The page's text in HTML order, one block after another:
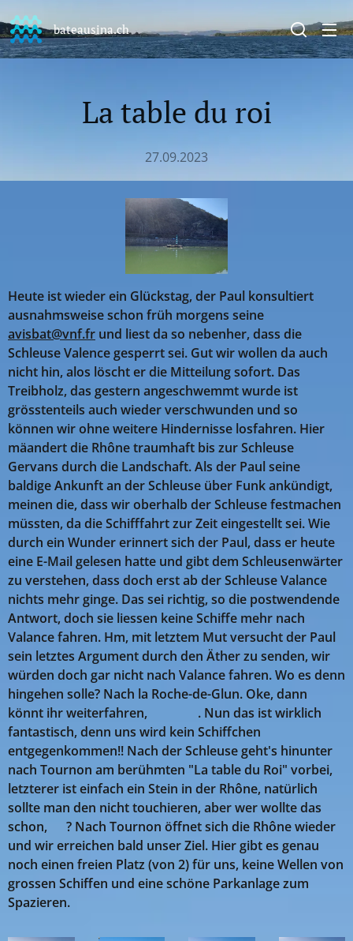
bateausina.ch
La table du roi
27.09.2023
Heute ist wieder ein Glückstag, der Paul konsultiert
ausnahmsweise schon früh morgens seine
avisbat@vnf.fr und liest da so nebenher, dass die
Schleuse Valence gesperrt sei. Gut wir wollen da auch
nicht hin, alos löscht er die Mitteilung sofort. Das
Treibholz, das gestern angeschwemmt wurde ist
grösstenteils auch wieder verschwunden und so
können wir ohne weitere Hindernisse losfahren. Hier
mäandert die Rhône traumhaft bis zur Schleuse
Gervans durch die Landschaft. Als der Paul seine
baldige Ankunft an der Schleuse über Funk ankündigt,
meinen die, dass wir oberhalb der Schleuse festmachen
müssten, da die Schifffahrt zur Zeit eingestellt sei. Wie
durch ein Wunder erinnert sich der Paul, dass er heute
eine E-Mail gelesen hatte und gibt dem Schleusenwärter
zu verstehen, dass doch erst ab der Schleuse Valance
nichts mehr ginge. Das sei richtig, so die postwendende
Antwort, doch sie liessen keine Schiffe mehr nach
Valance fahren. Hm, mit letztem Mut versucht der Paul
sein letztes Argument durch den Äther zu senden, wir
würden doch gar nicht nach Valance fahren. Wo es denn
hingehen solle? Nach la Roche-de-Glun. Oke, dann
könnt ihr weiterfahren, 😎😎😎. Nun das ist wirklich
fantastisch, denn uns wird kein Schiffchen
entgegenkommen!! Nach der Schleuse geht's hinunter
nach Tournon am berühmten "La table du Roi" vorbei,
letzterer ist einfach ein Stein in der Rhône, natürlich
sollte man den nicht touchieren, aber wer wollte das
schon, 🤣? Nach Tournon öffnet sich die Rhône wieder
und wir erreichen bald unser Ziel. Hier gibt es genau
noch einen freien Platz (von 2) für uns, keine Wellen von
grossen Schiffen und eine schöne Parkanlage zum
Spazieren.